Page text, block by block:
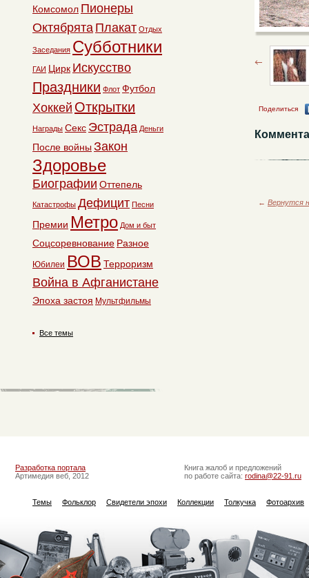
Поделиться
← Вернутся
Комсомол Пионеры
Октябрята Плакат Отдых
Заседания Субботники
ГАИ Цирк Искусство
Праздники Флот Футбол
Хоккей Открытки
Награды Секс Эстрада Деньги
После войны Закон
Здоровье
Биографии Оттепель
Катастрофы Дефицит Песни
Премии Метро Дом и быт
Соцсоревнование Разное
Юбилеи ВОВ Терроризм
Война в Афганистане
Эпоха застоя Мультфильмы
Все темы
Разработка портала
Артимедия веб, 2012
Книга жалоб и предложений
по работе сайта: rodina@22-91.ru
Темы Фольклор Свидетели эпохи Коллекции Толкучка Фотоархив